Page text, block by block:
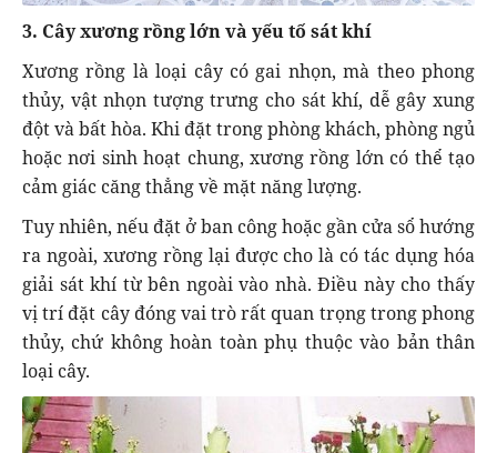
3. Cây xương rồng lớn và yếu tố sát khí
Xương rồng là loại cây có gai nhọn, mà theo phong
thủy, vật nhọn tượng trưng cho sát khí, dễ gây xung
đột và bất hòa. Khi đặt trong phòng khách, phòng ngủ
hoặc nơi sinh hoạt chung, xương rồng lớn có thể tạo
cảm giác căng thẳng về mặt năng lượng.
Tuy nhiên, nếu đặt ở ban công hoặc gần cửa sổ hướng
ra ngoài, xương rồng lại được cho là có tác dụng hóa
giải sát khí từ bên ngoài vào nhà. Điều này cho thấy
vị trí đặt cây đóng vai trò rất quan trọng trong phong
thủy, chứ không hoàn toàn phụ thuộc vào bản thân
loại cây.